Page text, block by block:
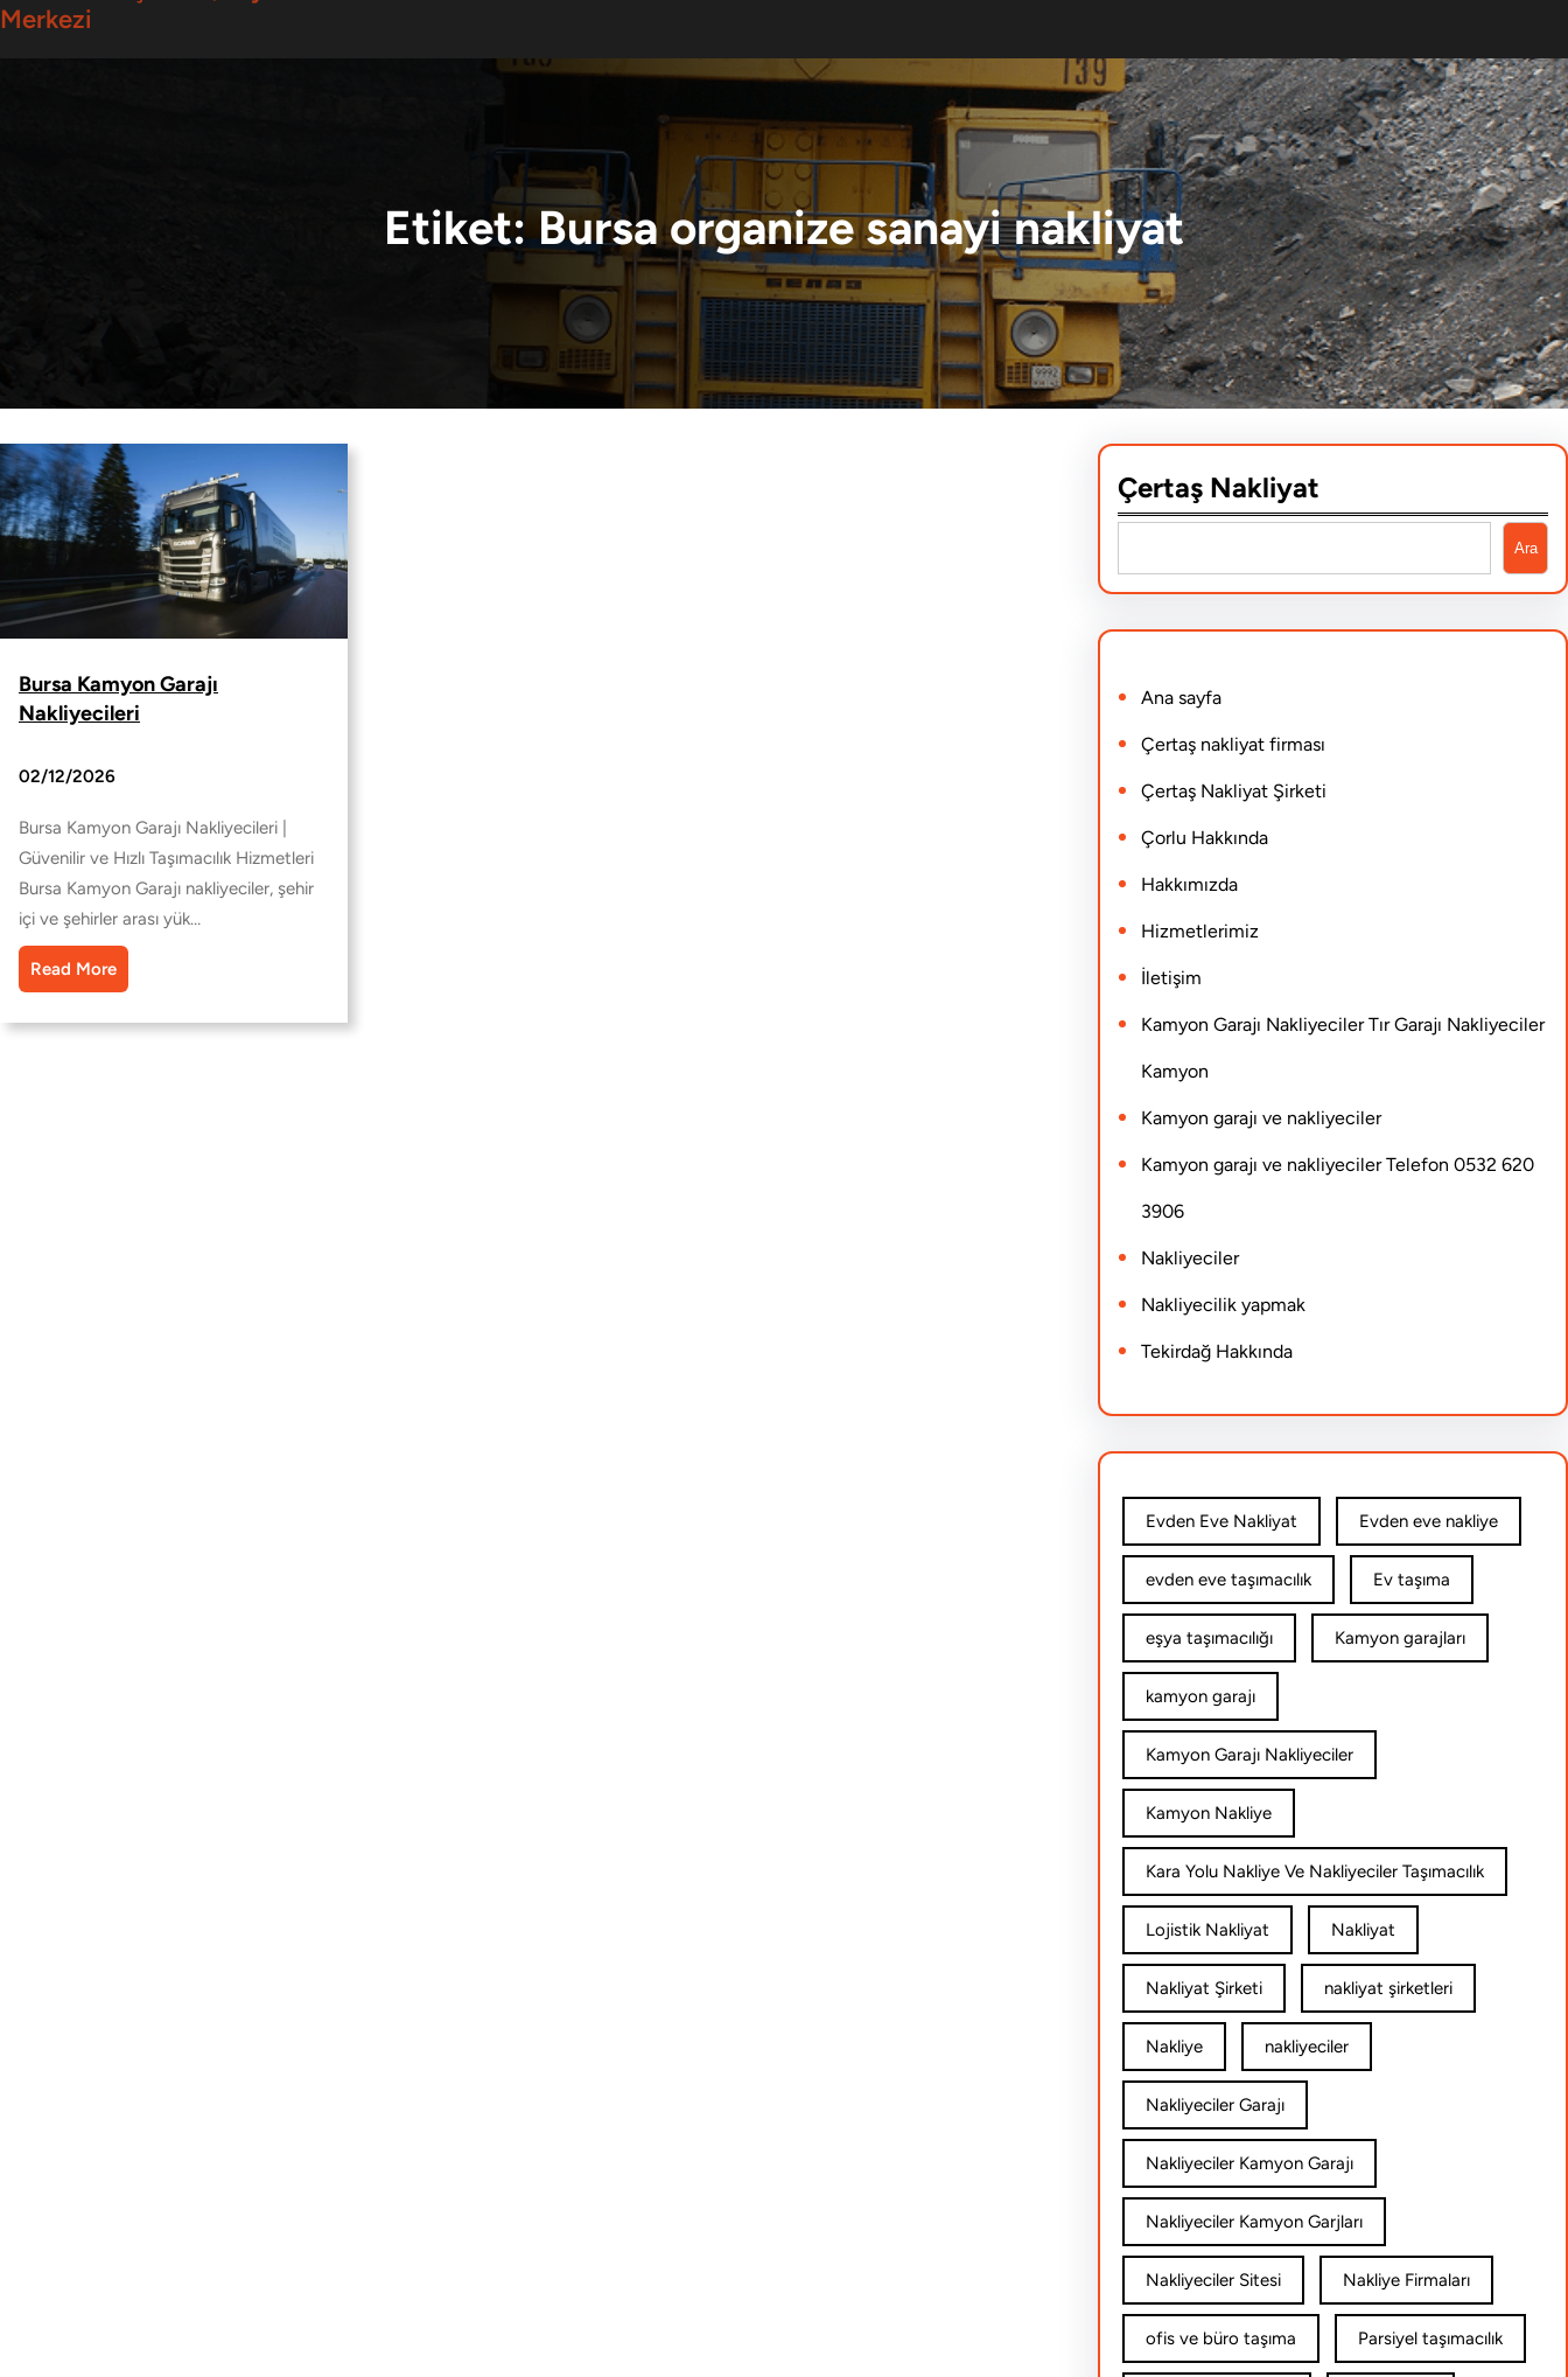
Merkezi
Etiket:Bursa organize sanayi nakliyat
Bursa Kamyon Garajı
Nakliyecileri
02/12/2026
Bursa Kamyon Garajı Nakliyecileri |
Güvenilir ve Hızlı Taşımacılık Hizmetleri
Bursa Kamyon Garajı nakliyeciler, şehir
içi ve şehirler arası yük…
Read More
Çertaş Nakliyat
e
a
c
h
Ara
Ana sayfa
Çertaş nakliyat firması
Çertaş Nakliyat Şirketi
Çorlu Hakkında
Hakkımızda
Hizmetlerimiz
İletişim
Kamyon Garajı Nakliyeciler Tır Garajı Nakliyeciler
Kamyon
Kamyon garajı ve nakliyeciler
Kamyon garajı ve nakliyeciler Telefon 0532 620
3906
Nakliyeciler
Nakliyecilik yapmak
Tekirdağ Hakkında
Evden Eve Nakliyat Evden eve nakliye
evden eve taşımacılık Ev taşıma
eşya taşımacılığı Kamyon garajları
kamyon garajı
Kamyon Garajı Nakliyeciler
Kamyon Nakliye
Kara Yolu Nakliye Ve Nakliyeciler Taşımacılık
Lojistik Nakliyat Nakliyat
Nakliyat Şirketi nakliyat şirketleri
Nakliye nakliyeciler
Nakliyeciler Garajı
Nakliyeciler Kamyon Garajı
Nakliyeciler Kamyon Garjları
Nakliyeciler Sitesi Nakliye Firmaları
ofis ve büro taşıma Parsiyel taşımacılık